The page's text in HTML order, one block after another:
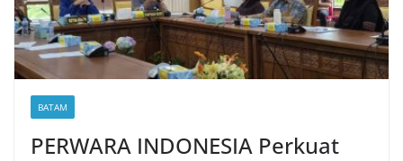
BATAM
PERWARA INDONESIA Perkuat